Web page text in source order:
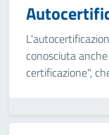
conosciuta
certificazione",